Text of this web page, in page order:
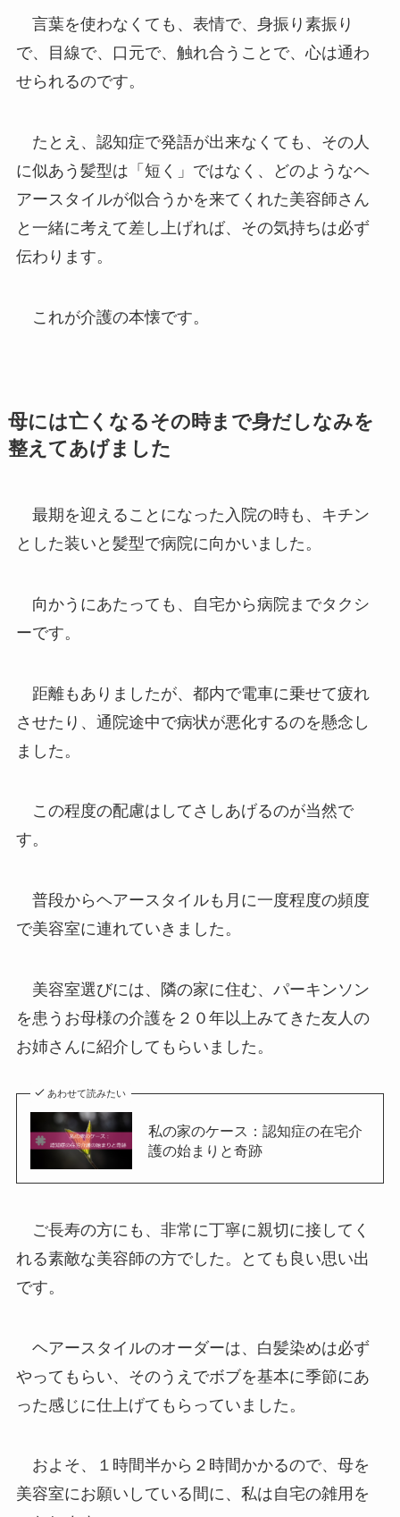
言葉を使わなくても、表情で、身振り素振り
で、目線で、口元で、触れ合うことで、心は通わ
せられるのです。
たとえ、認知症で発語が出来なくても、その人
に似あう髪型は「短く」ではなく、どのようなヘ
アースタイルが似合うかを来てくれた美容師さん
と一緒に考えて差し上げれば、その気持ちは必ず
伝わります。
これが介護の本懐です。
母には亡くなるその時まで身だしなみを
整えてあげました
最期を迎えることになった入院の時も、キチン
とした装いと髪型で病院に向かいました。
向かうにあたっても、自宅から病院までタクシ
ーです。
距離もありましたが、都内で電車に乗せて疲れ
させたり、通院途中で病状が悪化するのを懸念し
ました。
この程度の配慮はしてさしあげるのが当然で
す。
普段からヘアースタイルも月に一度程度の頻度
で美容室に連れていきました。
美容室選びには、隣の家に住む、パーキンソン
を患うお母様の介護を２０年以上みてきた友人の
お姉さんに紹介してもらいました。
あわせて読みたい
私の家のケース：認知症の在宅介
護の始まりと奇跡
ご長寿の方にも、非常に丁寧に親切に接してく
れる素敵な美容師の方でした。とても良い思い出
です。
ヘアースタイルのオーダーは、白髪染めは必ず
やってもらい、そのうえでボブを基本に季節にあ
った感じに仕上げてもらっていました。
およそ、１時間半から２時間かかるので、母を
美容室にお願いしている間に、私は自宅の雑用を